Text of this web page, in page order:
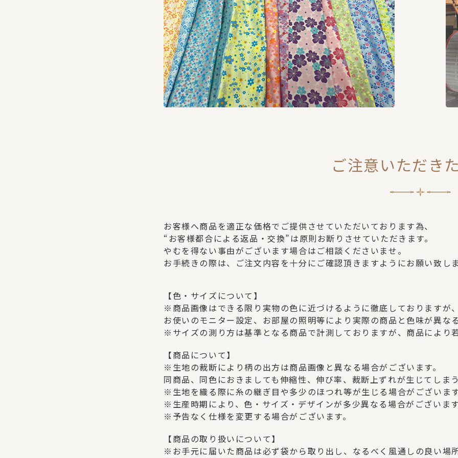
ご注意いただき
お客様へ商品を適正な価格でご提供させていただいております為、
“お客様都合による返品・交換”は原則お断りさせていただきます。
やむを得ない事由がございます場合はご相談くださいませ。
お手続きの際は、ご注文内容を十分にご確認頂きますようにお願い致し
【色・サイズについて】
※商品画像はできる限り実物の色に近づけるように徹底しておりますが
お使いのモニター設定、お部屋の照明等により実際の商品と色味が異な
※サイズの測り方は基準となる商品で計測しておりますが、商品により
【商品について】
※生地の裁断により柄の出方は商品画像と異なる場合がございます。
同商品、同色におきましても伸縮性、伸び率、裁断上ずれが生じてしま
※生地を織る際に糸の継ぎ目や多少のほつれ等が生じる場合がございま
※生産時期により、色・サイズ・デザインが多少異なる場合がございま
※予告なく仕様を変更する場合がございます。
【商品の取り扱いについて】
※お手元に届いた商品は必ず袋から取り出し、なるべく風通しの良い場